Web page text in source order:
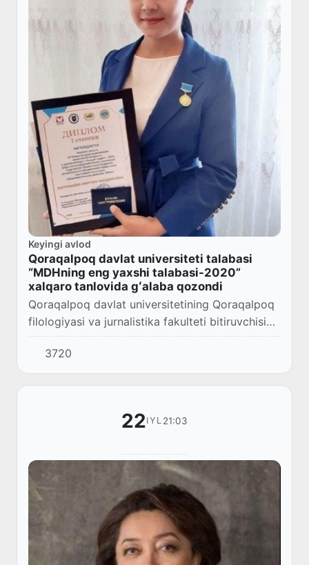
Keyingi avlod
Qoraqalpoq davlat universiteti talabasi
“MDHning eng yaxshi talabasi-2020”
xalqaro tanlovida gʻalaba qozondi
Qoraqalpoq davlat universitetining Qoraqalpoq
filologiyasi va jurnalistika fakulteti bitiruvchisi
Nargiza Baltabayeva Qozogʻistonning Nursultan
shahrida oʻtkazilgan “MDHning eng ya...
3720
22IYL 21:03